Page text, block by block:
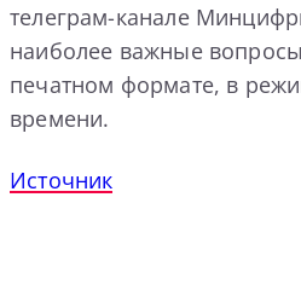
телеграм-канале
наиболее важные
печатном формате, в
времени.
Источник